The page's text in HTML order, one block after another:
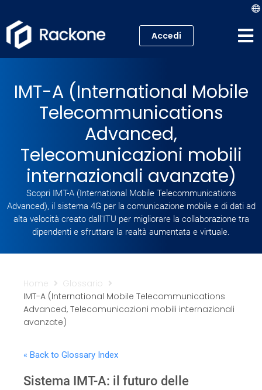
VPS
Server
Proxmox VE
Mail
Servizi
Accedi
IMT-A (International Mobile
Telecommunications
Advanced,
Telecomunicazioni mobili
internazionali avanzate)
Scopri IMT-A (International Mobile Telecommunications
Advanced), il sistema 4G per la comunicazione mobile e di dati ad
alta velocità creato dall'ITU per migliorare la collaborazione tra
dipendenti e sfruttare la realtà aumentata e virtuale.
Home
Glossario
IMT-A (International Mobile Telecommunications
Advanced, Telecomunicazioni mobili internazionali
avanzate)
« Back to Glossary Index
Sistema IMT-A: il futuro delle